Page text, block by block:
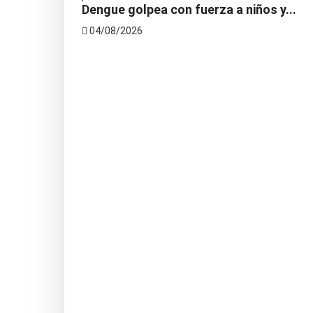
Dengue golpea con fuerza a niños y...
04/08/2026